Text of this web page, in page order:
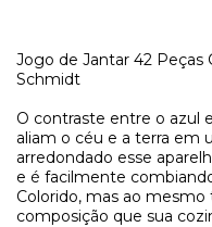
Jogo de Jantar 42 Peças
Schmidt
O contraste entre o azul
aliam o céu e a terra em
arredondado esse
e é facilmente
Colorido, mas ao
composição que sua